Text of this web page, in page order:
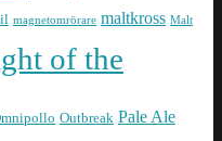
magnetomrörare maltkross Malt
of the
Outbreak Pale Ale